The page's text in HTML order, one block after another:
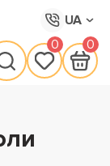
UA
0 0